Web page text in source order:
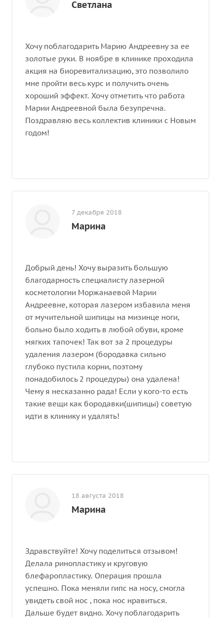
Светлана
Хочу поблагодарить Марию Андреевну за ее
золотые руки. В ноябре в клинике проходила
акция на биоревитализацию, это позволило
мне пройти весь курс и получить очень
хороший эффект. Хочу отметить что работа
Марии Андреевной была безупречна.
Поздравляю весь коллектив клиники с Новым
годом!
7 декабря 2018
Марина
Добрый день! Хочу выразить большую
благодарность специалисту лазерной
косметологии Моржанаевой Марии
Андреевне, которая лазером избавила меня
от мучительной шипицы на мизинце ноги,
больно было ходить в любой обуви, кроме
мягких тапочек! Так вот за 2 процедуры
удаления лазером (бородавка сильно
глубоко пустила корни, поэтому
понадобилось 2 процедуры) она удалена!
Чему я несказанно рада! Если у кого-то есть
такие вещи как бородавки(шипицы) советую
идти в клинику и удалять!
18 августа 2018
Марина
Здравствуйте! Хочу поделиться отзывом!
Делала ринопластику и круговую
блефаропластику. Операция прошла
успешно. Пока меняли гипс на носу, смогла
увидеть свой нос , пока нос нравиться.
Дальше будет видно. Хочу поблагодарить